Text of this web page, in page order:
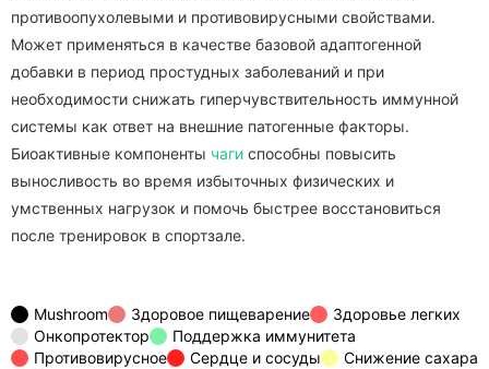
противоопухолевыми и противовирусными свойствами.
Может применяться в качестве базовой адаптогенной
добавки в период простудных заболеваний и при
необходимости снижать гиперчувствительность иммунной
системы как ответ на внешние патогенные факторы.
Биоактивные компоненты чаги способны повысить
выносливость во время избыточных физических и
умственных нагрузок и помочь быстрее восстановиться
после тренировок в спортзале.
Mushroom Здоровое пищеварение
Здоровье легких
Онкопротектор
Поддержка иммунитета
Противовирусное
Сердце и сосуды
Снижение сахара